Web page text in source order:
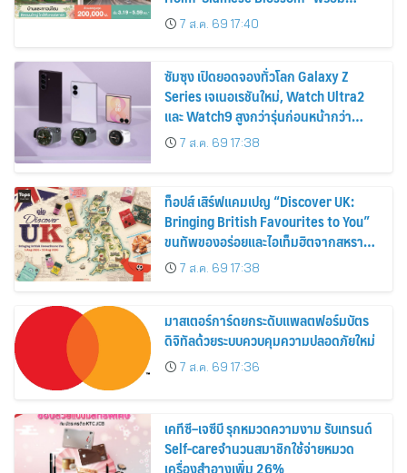
ส่วนลดและสิทธิพิเศษถึง 31 สิงหาคม
2569
7 ส.ค. 69 17:40
ซัมซุง เปิดยอดจองทั่วโลก Galaxy Z
Series เจเนอเรชันใหม่, Watch Ultra2
และ Watch9 สูงกว่ารุ่นก่อนหน้ากว่า
30%7 ส.ค. 69 17:38
ท็อปส์ เสิร์ฟแคมเปญ “Discover UK:
Bringing British Favourites to You”
ขนทัพของอร่อยและไอเท็มฮิตจากสหราช
อาณาจักร ส่งตรงถึงมือตั้งแต่วันนี้ – 18
สิงหาคมนี้
7 ส.ค. 69 17:38
มาสเตอร์การ์ดยกระดับแพลตฟอร์มบัตร
ดิจิทัลด้วยระบบควบคุมความปลอดภัยใหม่
7 ส.ค. 69 17:36
เคทีซี–เจซีบี รุกหมวดความงาม รับเทรนด์
Self-careจำนวนสมาชิกใช้จ่ายหมวด
เครื่องสำอางเพิ่ม 26%